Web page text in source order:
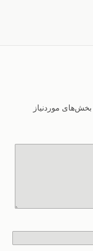
بخش‌های موردنیاز